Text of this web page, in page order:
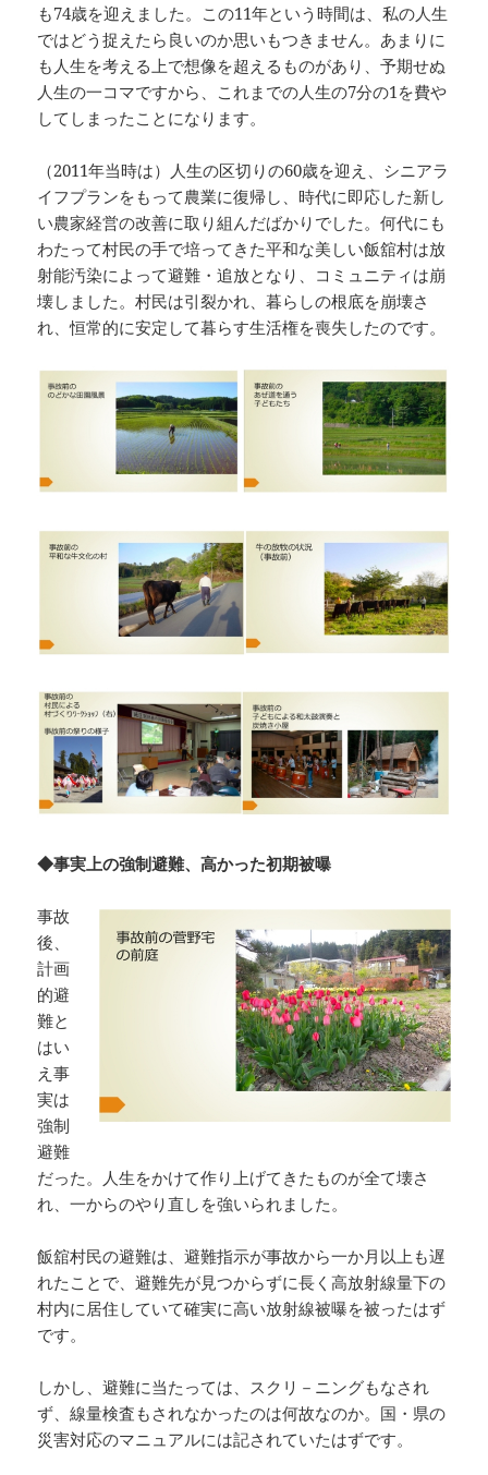
も74歳を迎えました。この11年という時間は、私の人生
ではどう捉えたら良いのか思いもつきません。あまりに
も人生を考える上で想像を超えるものがあり、予期せぬ
人生の一コマですから、これまでの人生の7分の1を費や
してしまったことになります。
（2011年当時は）人生の区切りの60歳を迎え、シニアラ
イフプランをもって農業に復帰し、時代に即応した新し
い農家経営の改善に取り組んだばかりでした。何代にも
わたって村民の手で培ってきた平和な美しい飯舘村は放
射能汚染によって避難・追放となり、コミュニティは崩
壊しました。村民は引裂かれ、暮らしの根底を崩壊さ
れ、恒常的に安定して暮らす生活権を喪失したのです。
◆事実上の強制避難、高かった初期被曝
事故
後、
計画
的避
難と
はい
え事
実は
強制
避難
だった。人生をかけて作り上げてきたものが全て壊さ
れ、一からのやり直しを強いられました。
飯舘村民の避難は、避難指示が事故から一か月以上も遅
れたことで、避難先が見つからずに長く高放射線量下の
村内に居住していて確実に高い放射線被曝を被ったはず
です。
しかし、避難に当たっては、スクリ－ニングもなされ
ず、線量検査もされなかったのは何故なのか。国・県の
災害対応のマニュアルには記されていたはずです。